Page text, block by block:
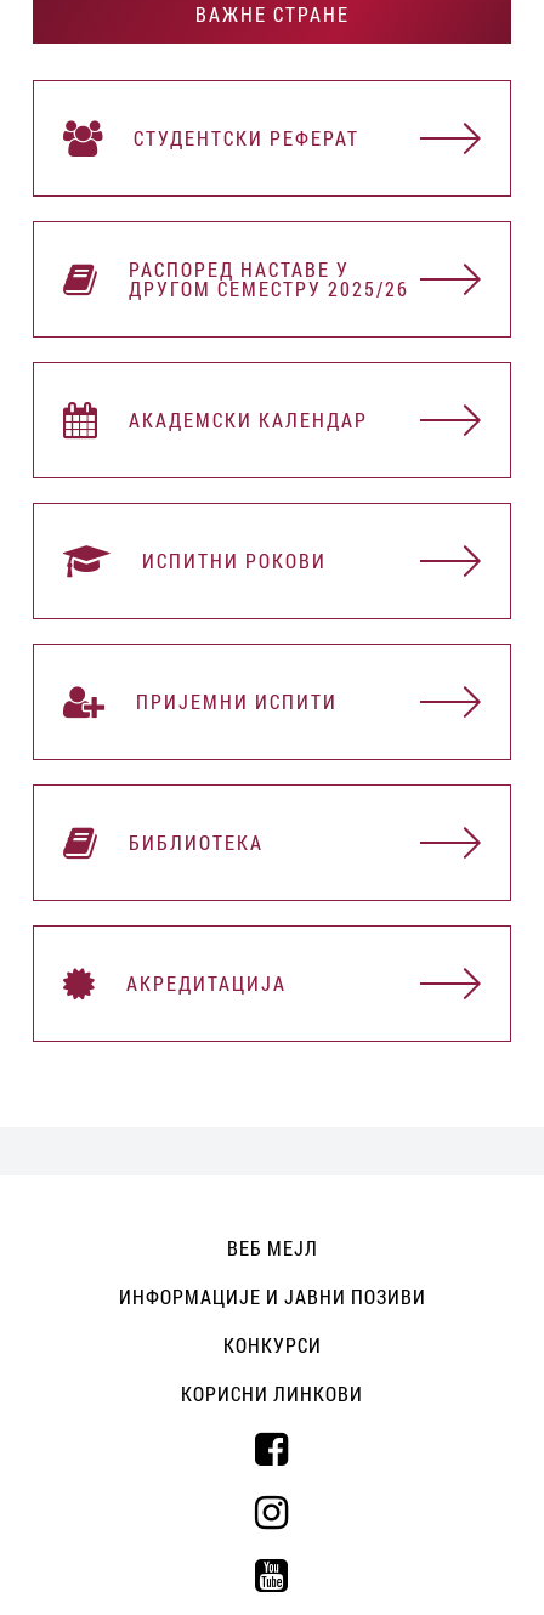
ВАЖНЕ СТРАНЕ
СТУДЕНТСКИ РЕФЕРАТ
РАСПОРЕД НАСТАВЕ У
ДРУГОМ СЕМЕСТРУ 2025/26
АКАДЕМСКИ КАЛЕНДАР
ИСПИТНИ РОКОВИ
ПРИЈЕМНИ ИСПИТИ
БИБЛИОТЕКА
АКРЕДИТАЦИЈА
ВЕБ МЕЈЛ
ИНФОРМАЦИЈЕ И ЈАВНИ ПОЗИВИ
КОНКУРСИ
КОРИСНИ ЛИНКОВИ